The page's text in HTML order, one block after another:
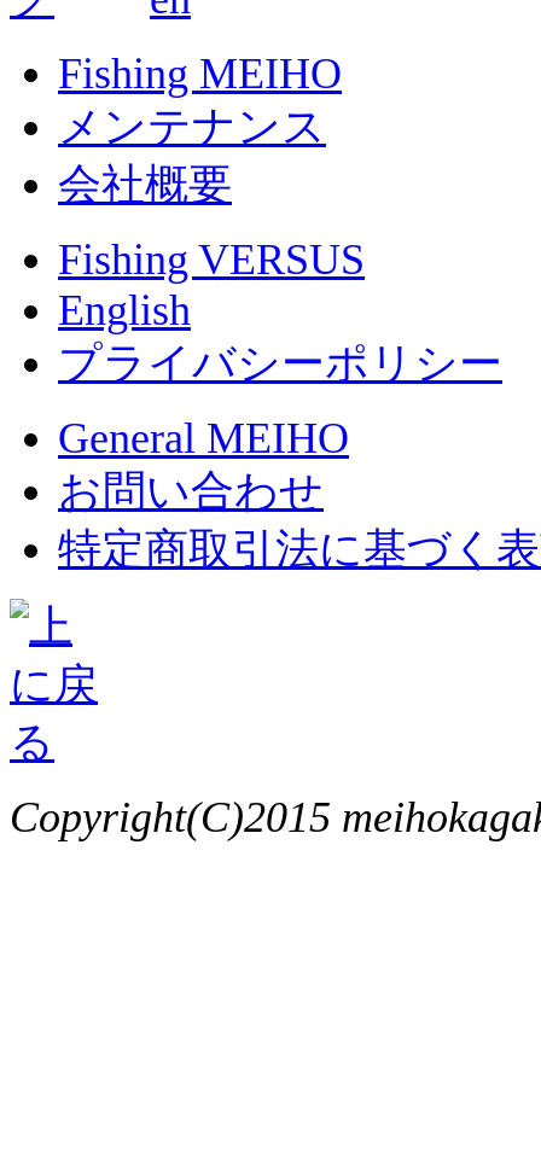
Fishing MEIHO
メンテナンス
会社概要
Fishing VERSUS
English
プライバシーポリシー
General MEIHO
お問い合わせ
特定商取引法に基づく
Copyright(C)2015